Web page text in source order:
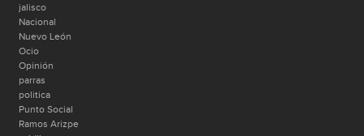
jalisco
Nacional
Nuevo León
Ocio
Opinión
parras
politica
Punto Social
Ramos Arizpe